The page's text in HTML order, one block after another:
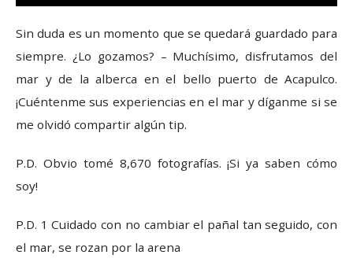
Sin duda es un momento que se quedará guardado para
siempre. ¿Lo gozamos? – Muchísimo, disfrutamos del
mar y de la alberca en el bello puerto de Acapulco.
¡Cuéntenme sus experiencias en el mar y díganme si se
me olvidó compartir algún tip.
P.D. Obvio tomé 8,670 fotografías. ¡Si ya saben cómo
soy!
P.D. 1 Cuidado con no cambiar el pañal tan seguido, con
el mar, se rozan por la arena